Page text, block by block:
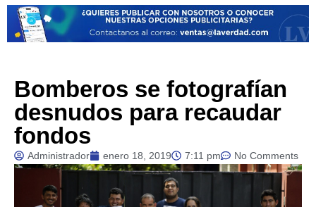
Bomberos se fotografían
desnudos para recaudar
fondos
Administrador enero 18, 2019 7:11 pm No Comments